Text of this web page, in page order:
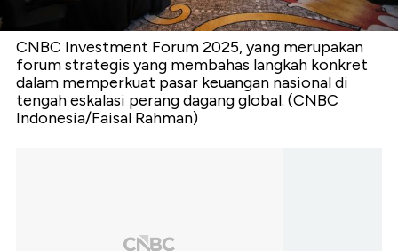
CNBC Investment Forum 2025, yang merupakan
forum strategis yang membahas langkah konkret
dalam memperkuat pasar keuangan nasional di
tengah eskalasi perang dagang global. (CNBC
Indonesia/Faisal Rahman)